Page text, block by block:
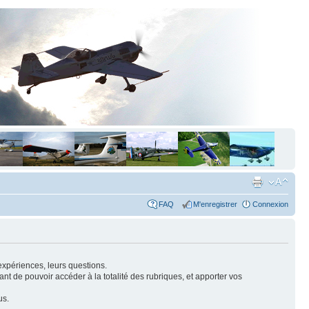
FAQ M'enregistrer Connexion
leurs questions.
de pouvoir accéder à la totalité des rubriques, et apporter vos